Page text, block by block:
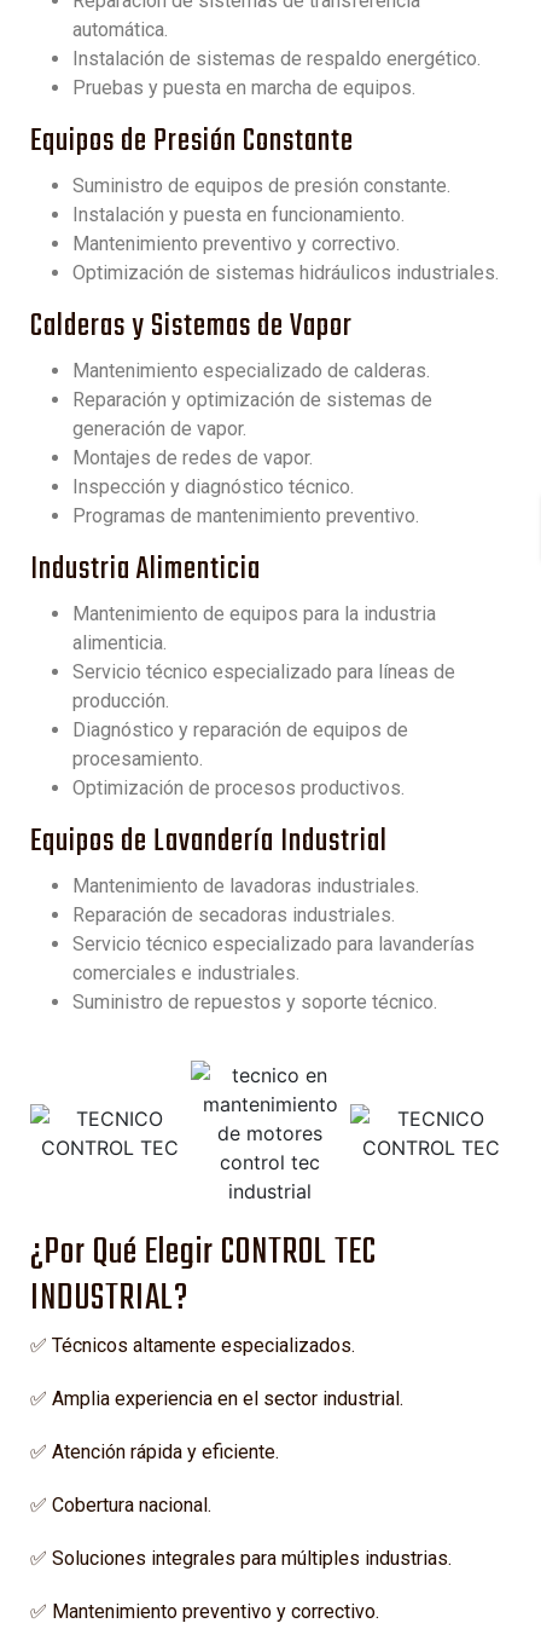
automática.
Instalación de sistemas de respaldo energético.
Pruebas y puesta en marcha de equipos.
Equipos de Presión Constante
Suministro de equipos de presión constante.
Instalación y puesta en funcionamiento.
Mantenimiento preventivo y correctivo.
Optimización de sistemas hidráulicos industriales.
Calderas y Sistemas de Vapor
Mantenimiento especializado de calderas.
Reparación y optimización de sistemas de
generación de vapor.
Montajes de redes de vapor.
Inspección y diagnóstico técnico.
Programas de mantenimiento preventivo.
Industria Alimenticia
Mantenimiento de equipos para la industria
alimenticia.
Servicio técnico especializado para líneas de
producción.
Diagnóstico y reparación de equipos de
procesamiento.
Optimización de procesos productivos.
Equipos de Lavandería Industrial
Mantenimiento de lavadoras industriales.
Reparación de secadoras industriales.
Servicio técnico especializado para lavanderías
comerciales e industriales.
Suministro de repuestos y soporte técnico.
¿Por Qué Elegir CONTROL TEC
INDUSTRIAL?
✅ Técnicos altamente especializados.
✅ Amplia experiencia en el sector industrial.
✅ Atención rápida y eficiente.
✅ Cobertura nacional.
✅ Soluciones integrales para múltiples industrias.
✅ Mantenimiento preventivo y correctivo.